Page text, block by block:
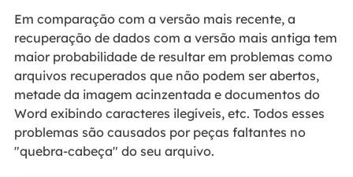
Em comparação com a versão mais recente, a
recuperação de dados com a versão mais antiga tem
maior probabilidade de resultar em problemas como
arquivos recuperados que não podem ser abertos,
metade da imagem acinzentada e documentos do
Word exibindo caracteres ilegíveis, etc. Todos esses
problemas são causados por peças faltantes no
"quebra-cabeça" do seu arquivo.